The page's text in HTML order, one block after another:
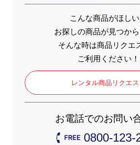
こんな商品がほしい
お探しの商品が見つから
そんな時は商品リクエ
ご利用ください！
レンタル商品リクエス
お電話でのお問い
0800-123-